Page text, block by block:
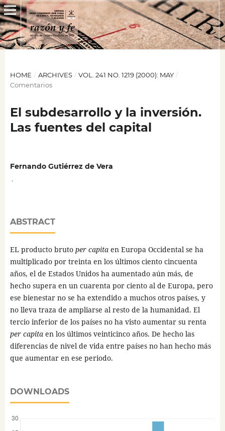
HOME / ARCHIVES / VOL. 241 NO. 1219 (2000): MAY /
Comentarios
El subdesarrollo y la inversión.
Las fuentes del capital
Fernando Gutiérrez de Vera
ABSTRACT
EL producto brutoper capitaen Europa Occidental se ha
multiplicado por treinta en los últimos ciento cincuenta
años, el de Estados Unidos ha aumentado aún más, de
hecho supera en un cuarenta por ciento al de Europa, pero
ese bienestar no se ha extendido a muchos otros países, y
no lleva traza de ampliarse al resto de la humanidad. El
tercio inferior de los países no ha visto aumentar su renta
per capitaen los últimos veinticinco años. De hecho las
diferencias de nivel de vida entre países no han hecho más
que aumentar en ese periodo.
DOWNLOADS